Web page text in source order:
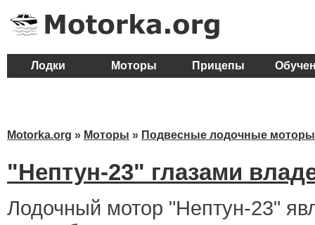
Лодки Моторы Прицепы
Motorka.org » Моторы » Подвесные лодочные моторы
"Нептун-23" глазами
Лодочный мотор "Нептун-23"